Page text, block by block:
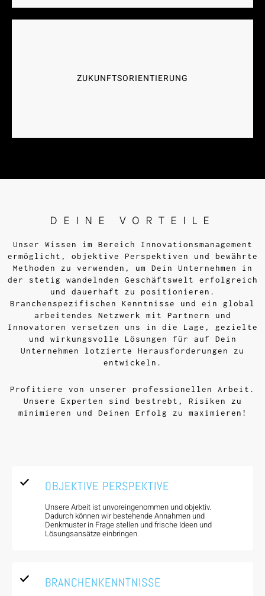
von Risiken aus, um eine "Punktlandung" sicher
ZUKUNFTSORIENTIERUNG
DEINE VORTEILE
Unser Wissen im Bereich Innovationsmanagement
ermöglicht, objektive Perspektiven und bewährte
Methoden zu verwenden, um Dein Unternehmen in
der stetig wandelnden Geschäftswelt erfolgreich
und dauerhaft zu positionieren.
Branchenspezifischen Kenntnisse und ein global
arbeitendes Netzwerk mit Partnern und
Innovatoren versetzen uns in die Lage, gezielte
und wirkungsvolle Lösungen für auf Dein
Unternehmen lotzierte Herausforderungen zu
entwickeln.
Profitiere von unserer professionellen Arbeit.
Unsere Experten sind bestrebt, Risiken zu
minimieren und Deinen Erfolg zu maximieren!
OBJEKTIVE PERSPEKTIVE
Unsere Arbeit ist unvoreingenommen und objektiv.
Dadurch können wir bestehende Annahmen und
Denkmuster in Frage stellen und frische Ideen und
Lösungsansätze einbringen.
BRANCHENKENNTNISSE